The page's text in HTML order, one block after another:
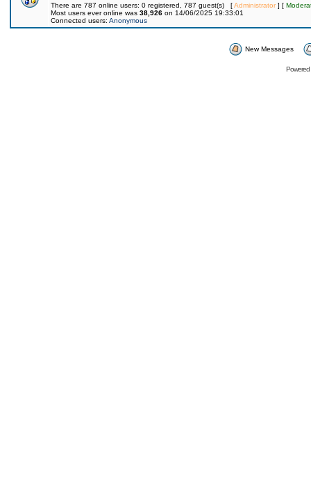
There are 787 online users: 0 registered, 787 guest(s) [Administrator] [
Most users ever online was 38,926 on 14/06/2025 19:33:01
Connected users: Anonymous
New Messages